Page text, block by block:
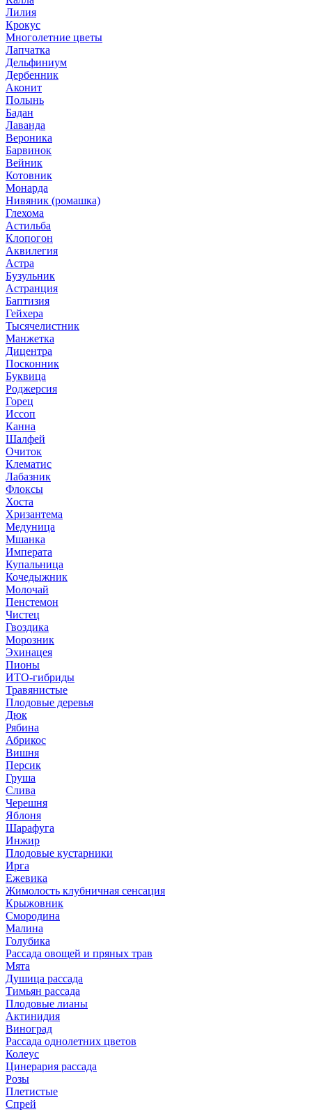
Лилия
Крокус
Многолетние цветы
Лапчатка
Дельфиниум
Дербенник
Аконит
Полынь
Бадан
Лаванда
Вероника
Барвинок
Вейник
Котовник
Монарда
Нивяник (ромашка)
Глехома
Астильба
Клопогон
Аквилегия
Астра
Бузульник
Астранция
Баптизия
Гейхера
Тысячелистник
Манжетка
Дицентра
Посконник
Буквица
Роджерсия
Горец
Иссоп
Канна
Шалфей
Очиток
Клематис
Лабазник
Флоксы
Хоста
Хризантема
Медуница
Мшанка
Императа
Купальница
Кочедыжник
Молочай
Пенстемон
Чистец
Гвоздика
Морозник
Эхинацея
Пионы
ИТО-гибриды
Травянистые
Плодовые деревья
Дюк
Рябина
Абрикос
Вишня
Персик
Груша
Слива
Черешня
Яблоня
Шарафуга
Инжир
Плодовые кустарники
Ирга
Ежевика
Жимолость клубничная сенсация
Крыжовник
Смородина
Малина
Голубика
Рассада овощей и пряных трав
Мята
Душица рассада
Тимьян рассада
Плодовые лианы
Актинидия
Виноград
Рассада однолетних цветов
Колеус
Цинерария рассада
Розы
Плетистые
Спрей